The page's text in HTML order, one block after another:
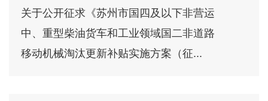
关于公开征求《苏州市国四及以下非营运
中、重型柴油货车和工业领域国二非道路
移动机械淘汰更新补贴实施方案（征...